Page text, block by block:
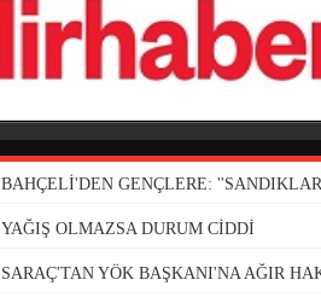
BAHÇELİ'DEN GENÇLERE:
YAĞIŞ OLMAZSA DURUM CİDDİ
SARAÇ'TAN YÖK BAŞKANI'NA AĞIR